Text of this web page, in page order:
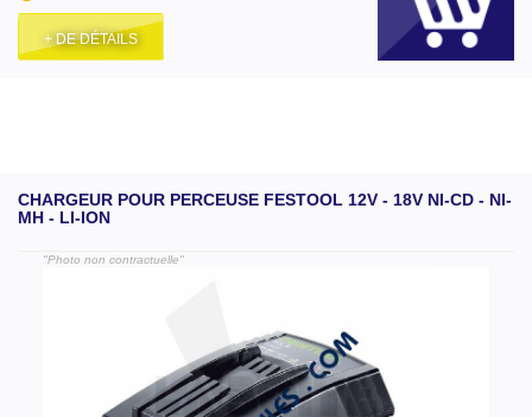
+ DE DÉTAILS
CHARGEUR POUR PERCEUSE FESTOOL 12V - 18V NI-CD - NI-
MH - LI-ION
"Photo non contractuelle"